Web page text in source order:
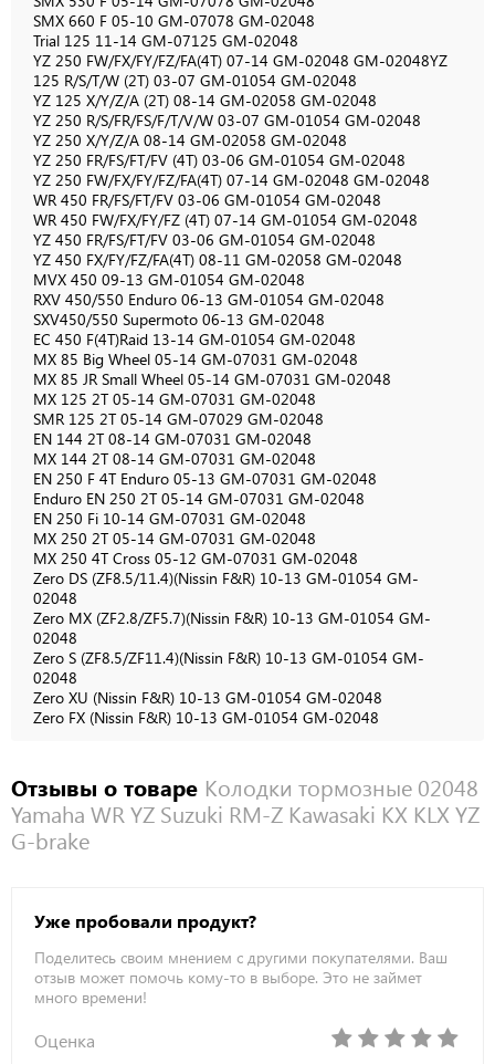
SMX 660 F 05-10 GM-07078 GM-02048
Trial 125 11-14 GM-07125 GM-02048
YZ 250 FW/FX/FY/FZ/FA(4T) 07-14 GM-02048 GM-02048YZ
125 R/S/T/W (2T) 03-07 GM-01054 GM-02048
YZ 125 X/Y/Z/A (2T) 08-14 GM-02058 GM-02048
YZ 250 R/S/FR/FS/F/T/V/W 03-07 GM-01054 GM-02048
YZ 250 X/Y/Z/A 08-14 GM-02058 GM-02048
YZ 250 FR/FS/FT/FV (4T) 03-06 GM-01054 GM-02048
YZ 250 FW/FX/FY/FZ/FA(4T) 07-14 GM-02048 GM-02048
WR 450 FR/FS/FT/FV 03-06 GM-01054 GM-02048
WR 450 FW/FX/FY/FZ (4T) 07-14 GM-01054 GM-02048
YZ 450 FR/FS/FT/FV 03-06 GM-01054 GM-02048
YZ 450 FX/FY/FZ/FA(4T) 08-11 GM-02058 GM-02048
MVX 450 09-13 GM-01054 GM-02048
RXV 450/550 Enduro 06-13 GM-01054 GM-02048
SXV450/550 Supermoto 06-13 GM-02048
EC 450 F(4T)Raid 13-14 GM-01054 GM-02048
MX 85 Big Wheel 05-14 GM-07031 GM-02048
MX 85 JR Small Wheel 05-14 GM-07031 GM-02048
MX 125 2T 05-14 GM-07031 GM-02048
SMR 125 2T 05-14 GM-07029 GM-02048
EN 144 2T 08-14 GM-07031 GM-02048
MX 144 2T 08-14 GM-07031 GM-02048
EN 250 F 4T Enduro 05-13 GM-07031 GM-02048
Enduro EN 250 2T 05-14 GM-07031 GM-02048
EN 250 Fi 10-14 GM-07031 GM-02048
MX 250 2T 05-14 GM-07031 GM-02048
MX 250 4T Cross 05-12 GM-07031 GM-02048
Zero DS (ZF8.5/11.4)(Nissin F&R) 10-13 GM-01054 GM-
02048
Zero MX (ZF2.8/ZF5.7)(Nissin F&R) 10-13 GM-01054 GM-
02048
Zero S (ZF8.5/ZF11.4)(Nissin F&R) 10-13 GM-01054 GM-
02048
Zero XU (Nissin F&R) 10-13 GM-01054 GM-02048
Zero FX (Nissin F&R) 10-13 GM-01054 GM-02048
Отзывы о товаре Колодки тормозные 02048
Yamaha WR YZ Suzuki RM-Z Kawasaki KX KLX YZ
G-brake
Уже пробовали продукт?
Поделитесь своим мнением с другими покупателями. Ваш
отзыв может помочь кому-то в выборе. Это не займет
много времени!
Оценка